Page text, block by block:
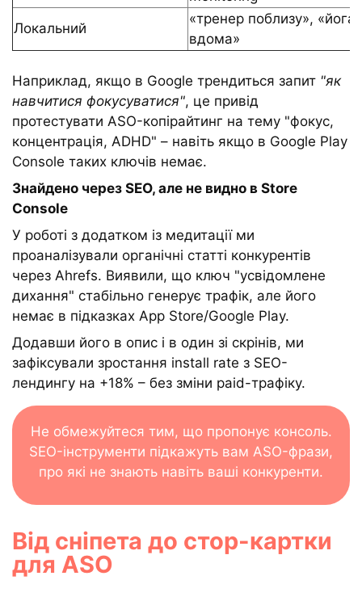
Локальний
«тренер поблизу», «йога
вдома»
Наприклад, якщо в Google трендиться запит "як
навчитися фокусуватися", це привід
протестувати ASO-копірайтинг на тему "фокус,
концентрація, ADHD" – навіть якщо в Google Play
Console таких ключів немає.
Знайдено через SEO, але не видно в Store
Console
У роботі з додатком із медитації ми
проаналізували органічні статті конкурентів
через Ahrefs. Виявили, що ключ "усвідомлене
дихання" стабільно генерує трафік, але його
немає в підказках App Store/Google Play.
Додавши його в опис і в один зі скрінів, ми
зафіксували зростання install rate з SEO-
лендингу на +18% – без зміни paid-трафіку.
Не обмежуйтеся тим, що пропонує консоль.
SEO-інструменти підкажуть вам ASO-фрази,
про які не знають навіть ваші конкуренти.
Від сніпета до стор-картки
для ASO